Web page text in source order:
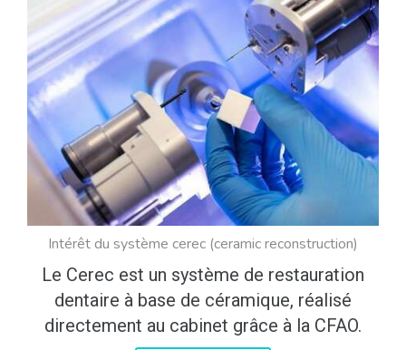
Intérêt du système cerec (ceramic reconstruction)
Le Cerec est un système de restauration
dentaire à base de céramique, réalisé
directement au cabinet grâce à la CFAO.